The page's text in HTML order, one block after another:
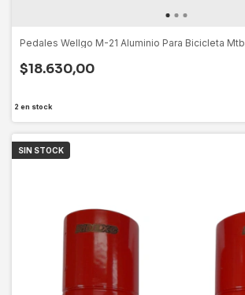
Pedales Wellgo M-21 Aluminio Para Bicicleta Mtb
$18.630,00
2 en stock
SIN STOCK